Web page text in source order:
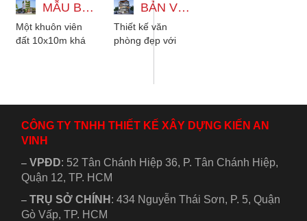
Kiến...
đình Anh Hưng...
MẪU BẢN VẼ THIẾT KẾ VĂN PHÒNG 10X10M HIỆN ĐẠI
Một khuôn viên
đất 10x10m khá
BẢN VẼ THIẾT KẾ VĂN PHÒNG LÀM VIỆC HIỆN ĐẠI 5 TẦNG SIÊU ĐẸP
Thiết kế văn
phòng đẹp với
CÔNG TY TNHH THIẾT KẾ XÂY DỰNG KIẾN AN
VINH
–VPĐD: 52 Tân Chánh Hiệp 36, P. Tân Chánh Hiệp,
Quận 12, TP. HCM
– TRỤ SỞ CHÍNH :434 Nguyễn Thái Sơn, P. 5, Quận
Gò Vấp, TP. HCM